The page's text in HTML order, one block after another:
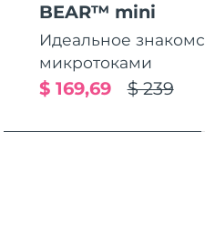
BEAR™ mini
Идеальное
микротоками
$ 239
$ 169,69